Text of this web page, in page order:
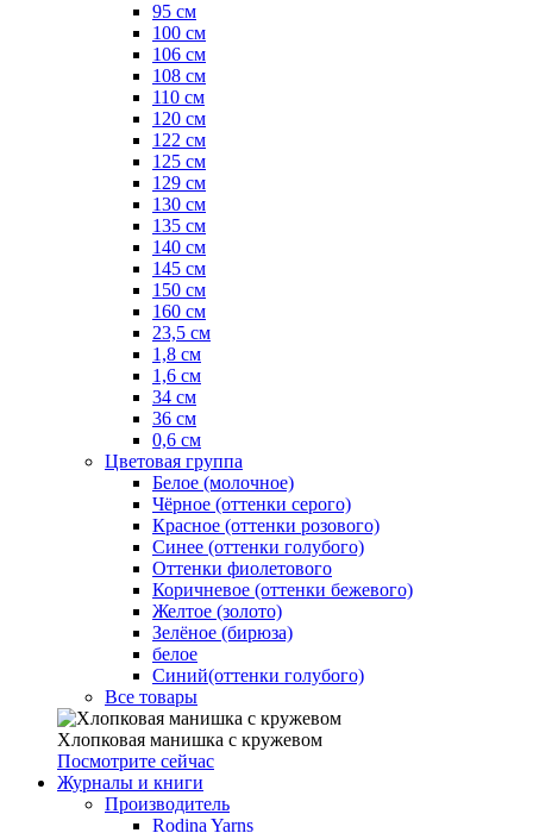
95 см
100 см
106 см
108 см
110 см
120 см
122 см
125 см
129 см
130 см
135 см
140 см
145 см
150 см
160 см
23,5 см
1,8 см
1,6 см
34 см
36 см
0,6 см
Цветовая группа
Белое (молочное)
Чёрное (оттенки серого)
Красное (оттенки розового)
Синее (оттенки голубого)
Оттенки фиолетового
Коричневое (оттенки бежевого)
Желтое (золото)
Зелёное (бирюза)
белое
Синий(оттенки голубого)
Все товары
Хлопковая манишка с кружевом
Посмотрите сейчас
Журналы и книги
Производитель
Rodina Yarns